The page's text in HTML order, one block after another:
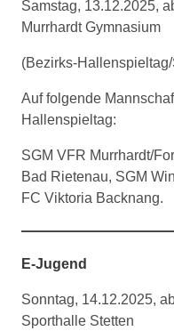
Samstag, 13.12.2025,
Murrhardt Gymnasium
(Bezirks-
Auf folgende
Hallenspieltag:
SGM VFR Murrhardt/
Bad Rietenau, SGM
FC Viktoria Backnang.
E-Jugend
Sonntag, 14.12.2025,
Sporthalle Stetten